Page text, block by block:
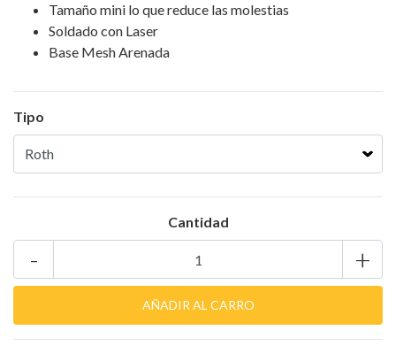
Tamaño mini lo que reduce las molestias
Soldado con Laser
Base Mesh Arenada
Tipo
Cantidad
+
-